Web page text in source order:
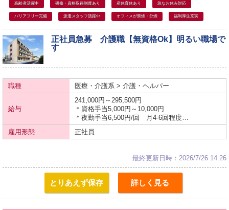
高齢者活躍中 研修・資格取得制度あり 産休育休あり 急なお休み対応
バリアフリー完備 派遣スタッフ活躍中 オフィスが禁煙・分煙 福利厚生充実
正社員急募 介護職【無資格Ok】明るい職場で
す
職種 医療・介護系 > 介護・ヘルパー
給与
241,000円～295,500円
＊資格手当5,000円～10,000円
＊夜勤手当6,500円/回 月4-6回程度…
雇用形態
正社員
最終更新日時：2026/7/26 14:26
とりあえず保存 詳しく見る